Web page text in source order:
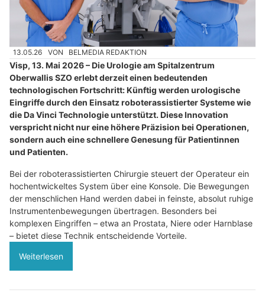
13.05.26 VON BELMEDIA REDAKTION
Visp, 13. Mai 2026 – Die Urologie am Spitalzentrum
Oberwallis SZO erlebt derzeit einen bedeutenden
technologischen Fortschritt: Künftig werden urologische
Eingriffe durch den Einsatz roboterassistierter Systeme wie
die Da Vinci Technologie unterstützt. Diese Innovation
verspricht nicht nur eine höhere Präzision bei Operationen,
sondern auch eine schnellere Genesung für Patientinnen
und Patienten.
Bei der roboterassistierten Chirurgie steuert der Operateur ein
hochentwickeltes System über eine Konsole. Die Bewegungen
der menschlichen Hand werden dabei in feinste, absolut ruhige
Instrumentenbewegungen übertragen. Besonders bei
komplexen Eingriffen – etwa an Prostata, Niere oder Harnblase
– bietet diese Technik entscheidende Vorteile.
Weiterlesen